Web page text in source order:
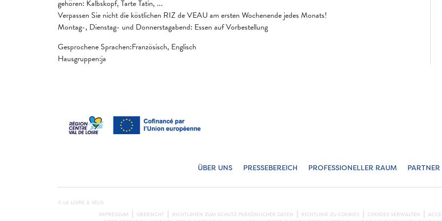
gehören: Kalbskopf, Tarte Tatin, ...
Verpassen Sie nicht die köstlichen RIZ de VEAU am ersten Wochenende jedes Monats!
Montag-, Dienstag- und Donnerstagabend: Essen auf Vorbestellung
Gesprochene Sprachen:Französisch, Englisch
Hausgruppen:ja
ÜBER UNS PRESSEBEREICH PROFESSIONELLER RAUM PARTNER
© LA LOIRE À VÉLO
IMPRESSUM
ÜBERSICHT RICHTLINIEN ZUM SCHUTZ PERSÖNLICHER DATEN RICHTLINIE ZU COOKIES COOKIES VERWALTEN